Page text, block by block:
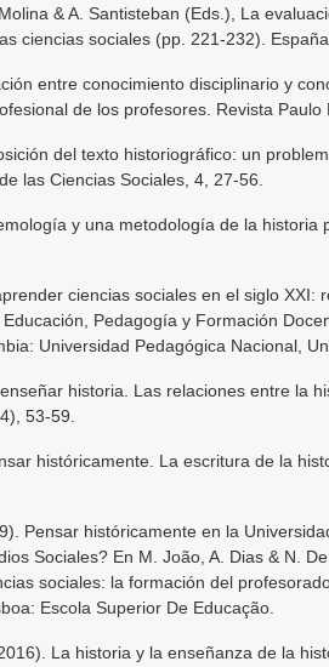
& A. Santisteban (Eds.), La
ciencias sociales (pp. 221-232).
entre conocimiento disciplinario y
de los profesores. Revista Paulo
del texto historiográfico: un
las Ciencias Sociales, 4, 27-56.
y una metodología de la historia
ciencias sociales en el siglo XXI:
Pedagogía y Formación
Universidad Pedagógica Nacional,
historia. Las relaciones entre la
53-59.
históricamente. La escritura de la
Pensar históricamente en la
Sociales? En M. João, A. Dias & N.
sociales: la formación del
Escola Superior De Educação.
La historia y la enseñanza de la